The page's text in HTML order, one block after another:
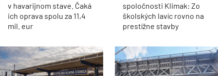
v havarijnom stave. Čaká
ich oprava spolu za 11,4
mil. eur
spoločnosti Klimak: Zo
školských lavíc rovno na
prestížne stavby